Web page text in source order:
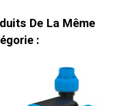
De La Même
: